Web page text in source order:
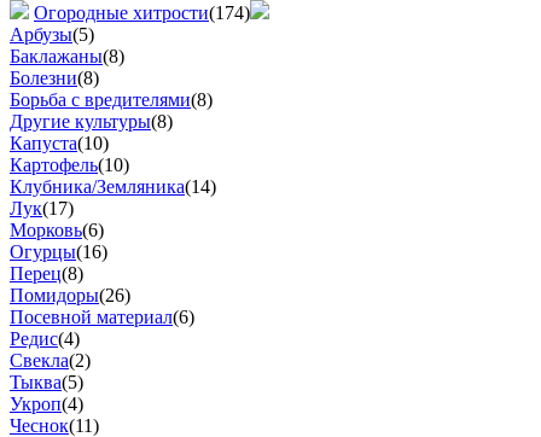
Огородные хитрости(174)
Арбузы(5)
Баклажаны(8)
Болезни(8)
Борьба с вредителями(8)
Другие культуры(8)
Капуста(10)
Картофель(10)
Клубника/Земляника(14)
Лук(17)
Морковь(6)
Огурцы(16)
Перец(8)
Помидоры(26)
Посевной материал(6)
Редис(4)
Свекла(2)
Тыква(5)
Укроп(4)
Чеснок(11)